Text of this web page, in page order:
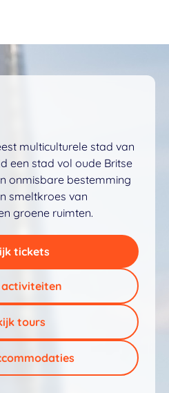
multiculturele stad van
een stad vol oude Britse
onmisbare bestemming
smeltkroes van
groene ruimten.
tickets
activiteiten
tours